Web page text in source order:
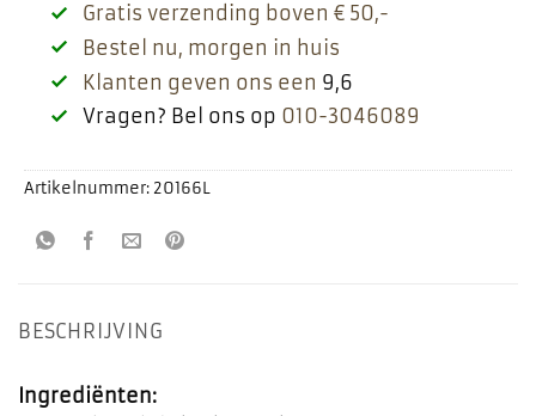
Gratis verzending boven € 50,-
Bestel nu, morgen in huis
Klanten geven ons een 9,6
Vragen? Bel ons op 010-3046089
Artikelnummer:20166L
BESCHRIJVING
Ingrediënten: